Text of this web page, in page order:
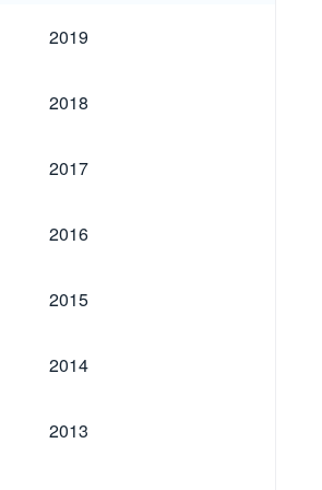
2019
2019
2018
2018
2017
2017
2016
2016
2015
2015
2014
2014
2013
2013